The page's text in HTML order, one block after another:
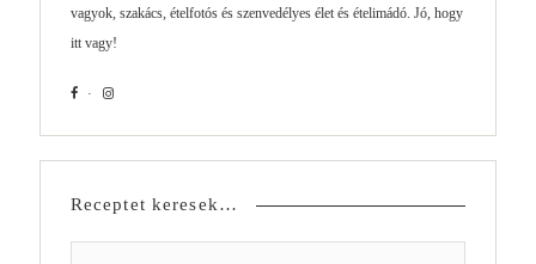
vagyok, szakács, ételfotós és szenvedélyes élet és ételimádó. Jó, hogy
itt vagy!
Receptet keresek…